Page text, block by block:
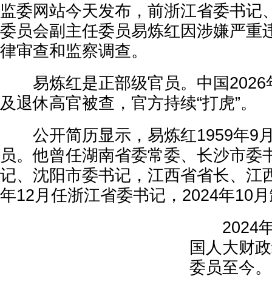
监委网站今天发布，前浙江省委书记
委员会副主任委员易炼红因涉嫌严重
律审查和监察调查。
易炼红是正部级官员。中国2026
及退休高官被查，官方持续“打虎”。
公开简历显示，易炼红1959年9
员。他曾任湖南省委常委、长沙市委
记、沈阳市委书记，江西省省长、江
年12月任浙江省委书记，2024年10
2024年
国人大财
委员至今。